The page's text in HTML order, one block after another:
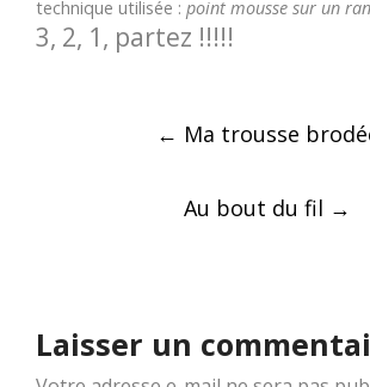
technique utilisée : point mousse sur un
3, 2, 1, partez !!!!!
← Ma trousse
Au bout du fil →
Laisser un